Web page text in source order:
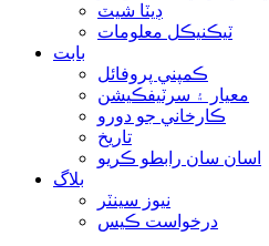
ڊيٽا شيٽ
ٽيڪنيڪل معلومات
بابت
ڪمپني پروفائل
معيار ۽ سرٽيفڪيشن
ڪارخاني جو دورو
تاريخ
اسان سان رابطو ڪريو
بلاگ
نيوز سينٽر
درخواست ڪيس